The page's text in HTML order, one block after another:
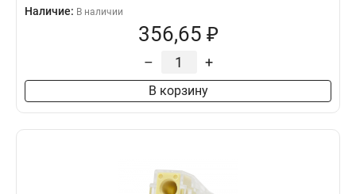
Наличие: В наличии
356,65 ₽
– +
В корзину